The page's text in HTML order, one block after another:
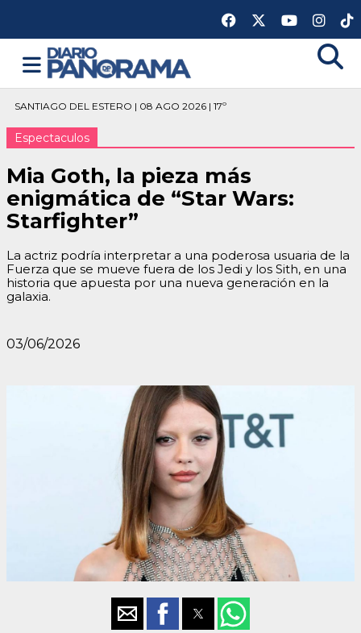
SANTIAGO DEL ESTERO | 08 AGO 2026 | 17º
Espectaculos
Mia Goth, la pieza más
enigmática de “Star Wars:
Starfighter”
La actriz podría interpretar a una poderosa usuaria de la
Fuerza que se mueve fuera de los Jedi y los Sith, en una
historia que apuesta por una nueva generación en la
galaxia.
03/06/2026